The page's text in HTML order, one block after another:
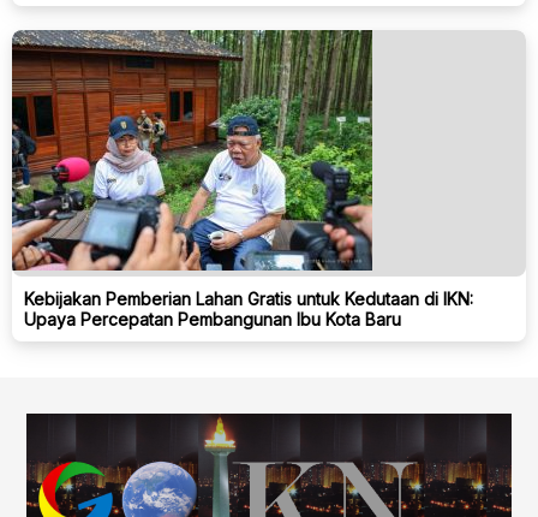
Kebijakan Pemberian Lahan Gratis untuk Kedutaan di IKN:
Upaya Percepatan Pembangunan Ibu Kota Baru